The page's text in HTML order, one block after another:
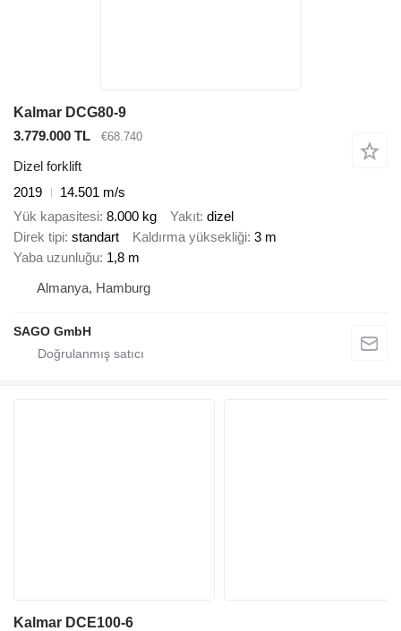
Kalmar DCG80-9
3.779.000 TL
€68.740
Dizel forklift
2019
14.501 m/s
Yük kapasitesi 8.000 kg Yakıt dizel
Direk tipi standart Kaldırma yüksekliği 3 m
Yaba uzunluğu 1,8 m
Almanya, Hamburg
SAGO GmbH
Kalmar DCE100-6